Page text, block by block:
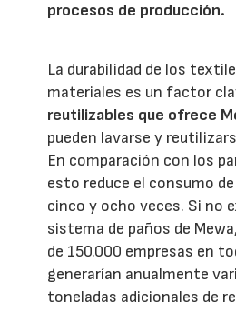
procesos de producción.
La durabilidad de los
materiales es un factor
reutilizables que ofrece
pueden lavarse y
En comparación con los
esto reduce el consumo
cinco y ocho veces. Si no
sistema de paños de
de 150.000 empresas en
generarían anualmente
toneladas adicionales de